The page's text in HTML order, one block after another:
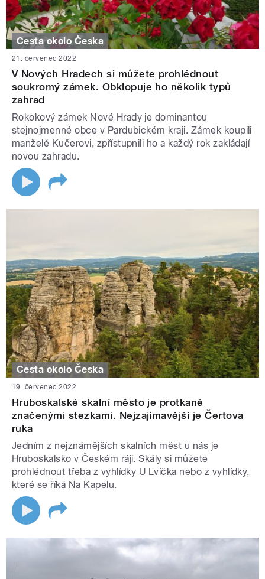
Cesta okolo Česka
21. červenec 2022
V Nových Hradech si můžete prohlédnout
soukromý zámek. Obklopuje ho několik typů
zahrad
Rokokový zámek Nové Hrady je dominantou
stejnojmenné obce v Pardubickém kraji. Zámek koupili
manželé Kučerovi, zpřístupnili ho a každý rok zakládají
novou zahradu.
Cesta okolo Česka
19. červenec 2022
Hruboskalské skalní město je protkané
značenými stezkami. Nejzajímavější je Čertova
ruka
Jedním z nejznámějších skalních měst u nás je
Hruboskalsko v Českém ráji. Skály si můžete
prohlédnout třeba z vyhlídky U Lvíčka nebo z vyhlídky,
které se říká Na Kapelu.